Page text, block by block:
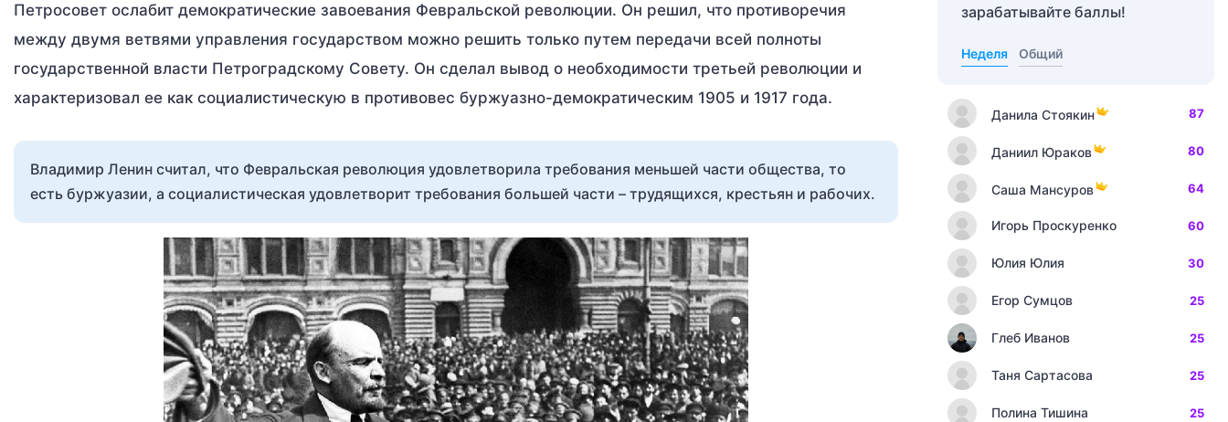
Петросовет ослабит демократические завоевания Февральской революции. Он решил, что противоречия
между двумя ветвями управления государством можно решить только путем передачи всей полноты
государственной власти Петроградскому Совету. Он сделал вывод о необходимости третьей революции и
характеризовал ее как социалистическую в противовес буржуазно-демократическим 1905 и 1917 года.
Владимир Ленин считал, что Февральская революция удовлетворила требования меньшей части общества, то
есть буржуазии, а социалистическая удовлетворит требования большей части – трудящихся, крестьян и рабочих.
зарабатывайте баллы!
Неделя Общий
Данила Стоякин 87
Даниил Юраков 80
Саша Мансуров 64
Игорь Проскуренко 60
Юлия Юлия 30
Егор Сумцов 25
Глеб Иванов 25
Таня Сартасова 25
Полина Тишина 25